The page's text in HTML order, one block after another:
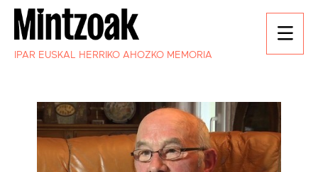
IPAR EUSKAL HERRIKO AHOZKO MEMORIA